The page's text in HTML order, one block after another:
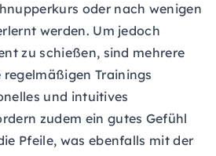
oder nach wenigen
werden. Um jedoch
zu schießen, sind mehrere
Trainings
und intuitives
zudem ein gutes Gefühl
Pfeile, was ebenfalls mit der